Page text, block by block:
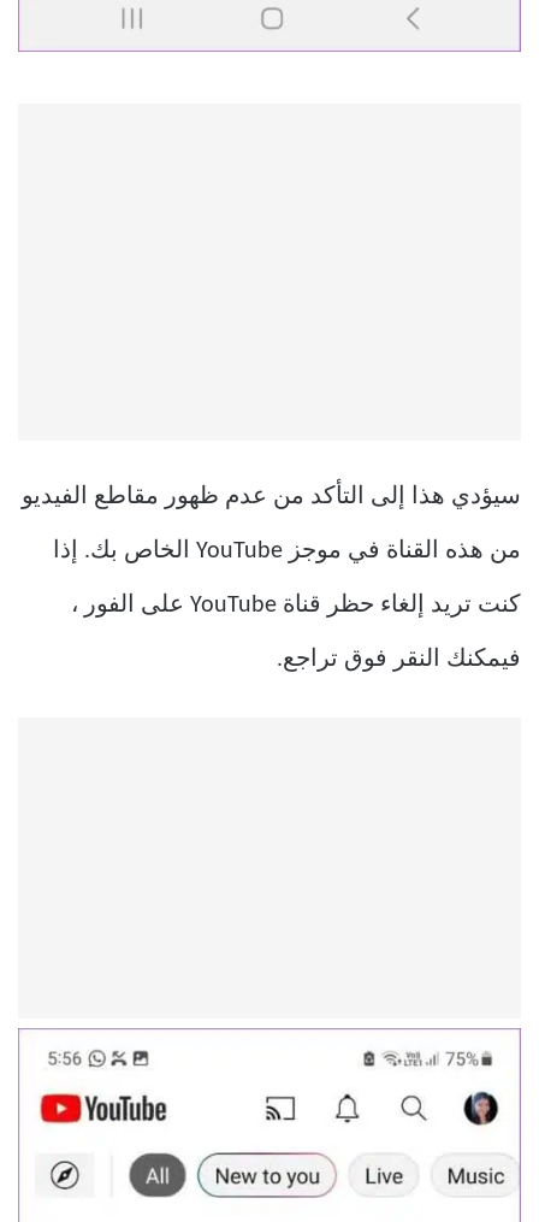
سيؤدي هذا إلى التأكد من عدم ظهور مقاطع الفيديو
من هذه القناة في موجز YouTube الخاص بك. إذا
كنت تريد إلغاء حظر قناة YouTube على الفور ،
فيمكنك النقر فوق تراجع.